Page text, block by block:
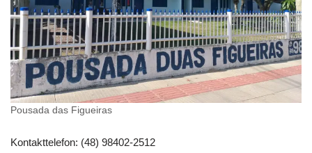
Pousada das Figueiras
Kontakttelefon: (48) 98402-2512